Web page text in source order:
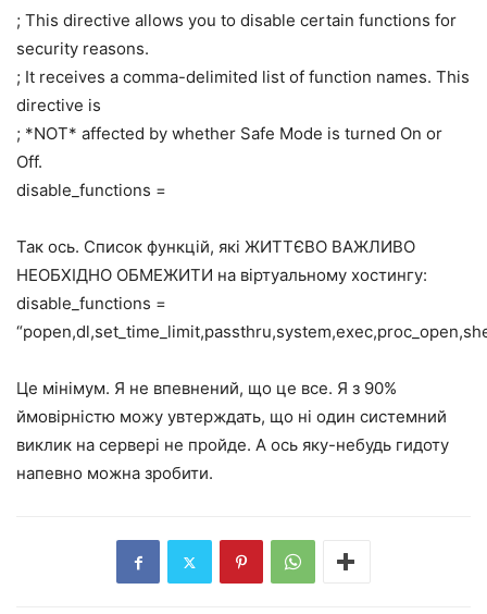
; This directive allows you to disable certain functions for
security reasons.
; It receives a comma-delimited list of function names. This
directive is
; *NOT* affected by whether Safe Mode is turned On or
Off.
disable_functions =
Так ось. Список функцій, які ЖИТТЄВО ВАЖЛИВО
НЕОБХІДНО ОБМЕЖИТИ на віртуальному хостингу:
disable_functions =
Це мінімум. Я не впевнений, що це все. Я з 90%
ймовірністю можу увтерждать, що ні один системний
виклик на сервері не пройде. А ось яку-небудь гидоту
напевно можна зробити.